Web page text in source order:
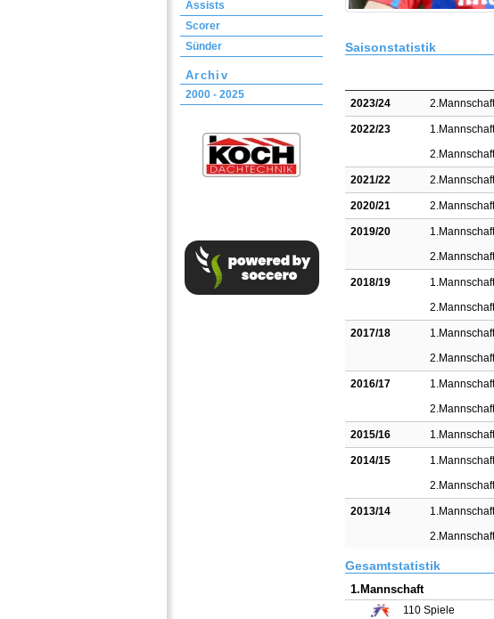
Assists
Scorer
Sünder
Archiv
2000 - 2025
Saisonstatistik
2023/24 2.Mannschaft
2022/23 1.Mannschaft
2.Mannschaft
2021/22 2.Mannschaft
2020/21 2.Mannschaft
2019/20 1.Mannschaft
2.Mannschaft
2018/19 1.Mannschaft
2.Mannschaft
2017/18 1.Mannschaft
2.Mannschaft
2016/17 1.Mannschaft
2.Mannschaft
2015/16 1.Mannschaft
2014/15 1.Mannschaft
2.Mannschaft
2013/14 1.Mannschaft
2.Mannschaft
Gesamtstatistik
1.Mannschaft
110 Spiele